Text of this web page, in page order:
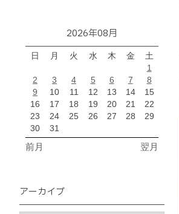
2026年08月
日 月 火 水 木 金
土
1
2
3 4 5 6 7
8
9
10 11 12 13 14
15
16
17 18 19 20 21
22
23
24 25 26 27 28
29
30
31
前月 翌月
アーカイブ